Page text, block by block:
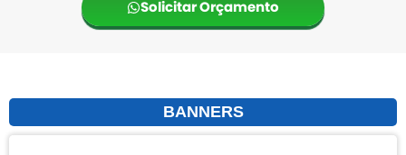
Solicitar Orçamento
BANNERS